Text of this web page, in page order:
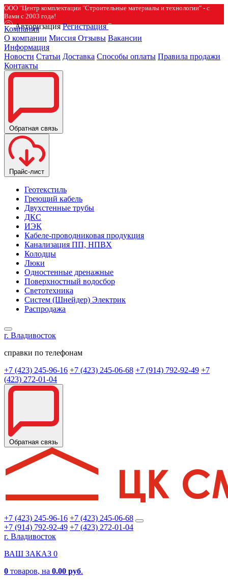
ООО "Центр комплектации "Строительные материалы и технологии" - с
Вами с 2003 года!
Авторизация Регистрация
Компания
О компании Миссия Отзывы Вакансии
Информация
Новости Статьи Доставка Способы оплаты Правила продажи
Контакты
Обратная связь
Прайс-лист
Геотекстиль
Греющий кабель
Двухстенные трубы
ДКС
ИЭК
Кабеле-проводниковая продукция
Канализация ПП, НПВХ
Колодцы
Люки
Одностенные дренажные
Поверхностный водосбор
Светотехника
Систем (Шнейдер) Электрик
Распродажа
г. Владивосток
справки по телефонам
+7 (423) 245-96-16 +7 (423) 245-06-68 +7 (914) 792-92-49 +7
(423) 272-01-04
Обратная связь
+7 (423) 245-96-16 +7 (423) 245-06-68
+7 (914) 792-92-49 +7 (423) 272-01-04
г. Владивосток
ВАШ ЗАКАЗ 0
0 товаров, на 0.00 руб.